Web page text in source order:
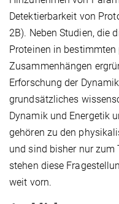
Detektierbarkeit von
2B). Neben Studien, die
Proteinen in
Zusammenhängen
Erforschung der
grundsätzliches
Dynamik und Energetik
gehören zu den
und sind bisher nur zum
stehen diese
weit vorn.